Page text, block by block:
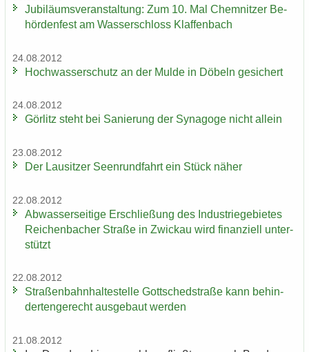
Ju­bi­lä­ums­ver­an­stal­tung: Zum 10. Mal Chem­nit­zer Be­
hör­den­fest am Was­ser­schloss Klaf­fen­bach
24.08.2012
Hoch­was­ser­schutz an der Mulde in Dö­beln ge­si­chert
24.08.2012
Gör­litz steht bei Sa­nie­rung der Syn­ago­ge nicht al­lein
23.08.2012
Der Lau­sit­zer Seen­rund­fahrt ein Stück näher
22.08.2012
Ab­was­ser­sei­ti­ge Er­schlie­ßung des In­dus­trie­ge­bie­tes
Rei­chen­ba­cher Stra­ße in Zwi­ckau wird fi­nan­zi­ell un­ter­
stützt
22.08.2012
Stra­ßen­bahn­hal­te­stel­le Gott­sched­stra­ße kann be­hin­
der­ten­ge­recht aus­ge­baut wer­den
21.08.2012